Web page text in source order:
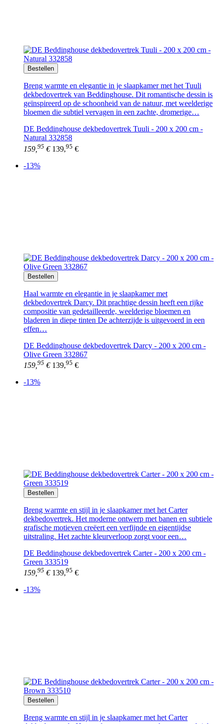
Bestellen
Breng warmte en elegantie in je slaapkamer met het Tuuli
dekbedovertrek van Beddinghouse. Dit romantische dessin is
geïnspireerd op de schoonheid van de natuur, met weelderige
bloemen die subtiel vervagen in een zachte, dromerige…
DE Beddinghouse dekbedovertrek Tuuli - 200 x 200 cm -
Natural 332858
159, 95 € 139,95 €
-13%
Bestellen
Haal warmte en elegantie in je slaapkamer met
dekbedovertrek Darcy. Dit prachtige dessin heeft een rijke
compositie van gedetailleerde, weelderige bloemen en
bladeren in diepe tinten De achterzijde is uitgevoerd in een
effen…
DE Beddinghouse dekbedovertrek Darcy - 200 x 200 cm -
Olive Green 332867
159, 95 € 139,95 €
-13%
Bestellen
Breng warmte en stijl in je slaapkamer met het Carter
dekbedovertrek. Het moderne ontwerp met banen en subtiele
grafische motieven creëert een verfijnde en eigentijdse
uitstraling. Het zachte kleurverloop zorgt voor een…
DE Beddinghouse dekbedovertrek Carter - 200 x 200 cm -
Green 333519
159, 95 € 139,95 €
-13%
Bestellen
Breng warmte en stijl in je slaapkamer met het Carter